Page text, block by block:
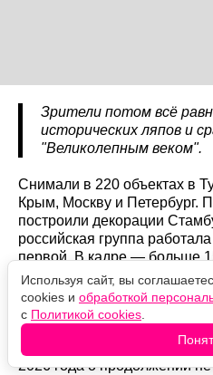
Зрители потом всё
исторических ляпов и
"Великолепным веком".
Снимали в 220 объектах в
Крым, Москву и Петербург.
построили декорации
российская группа
первой. В кадре — больше
Будет ли второй сезон
Нет. "Янычар" задумывался
под конкретный
2026 года о продолжении
Используя сайт, вы
cookies и обработкой
с Политикой cookies